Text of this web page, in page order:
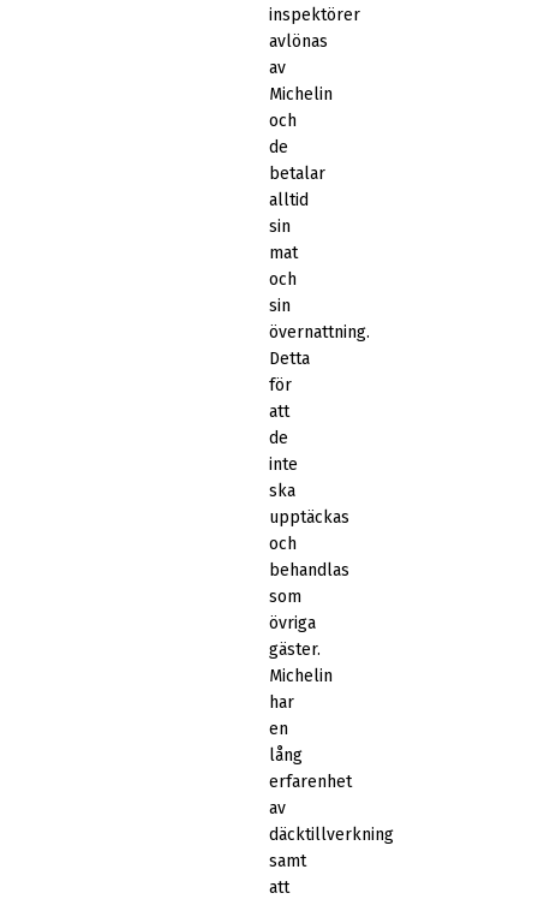
inspektörer
avlönas
av
Michelin
och
de
betalar
alltid
sin
mat
och
sin
övernattning.
Detta
för
att
de
inte
ska
upptäckas
och
behandlas
som
övriga
gäster.
Michelin
har
en
lång
erfarenhet
av
däcktillverkning
samt
att